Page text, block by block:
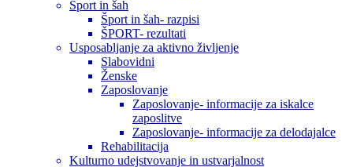
Šport in šah
Šport in šah- razpisi
ŠPORT- rezultati
Usposabljanje za aktivno življenje
Slabovidni
Ženske
Zaposlovanje
Zaposlovanje- informacije za iskalce
zaposlitve
Zaposlovanje- informacije za delodajalce
Rehabilitacija
Kulturno udejstvovanje in ustvarjalnost